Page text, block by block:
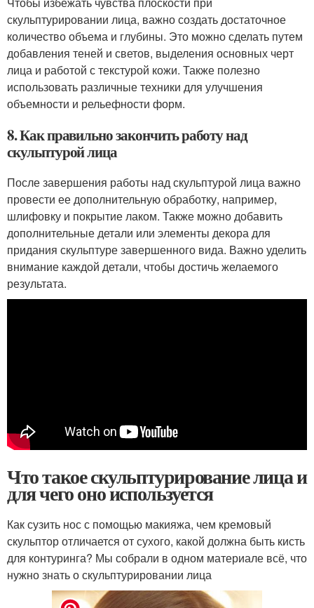
скульптурировании лица, важно создать достаточное
количество объема и глубины. Это можно сделать путем
добавления теней и светов, выделения основных черт
лица и работой с текстурой кожи. Также полезно
использовать различные техники для улучшения
объемности и рельефности форм.
8. Как правильно закончить работу над
скульптурой лица
После завершения работы над скульптурой лица важно
провести ее дополнительную обработку, например,
шлифовку и покрытие лаком. Также можно добавить
дополнительные детали или элементы декора для
придания скульптуре завершенного вида. Важно уделить
внимание каждой детали, чтобы достичь желаемого
результата.
Что такое скульптурирование лица и
для чего оно используется
Как сузить нос с помощью макияжа, чем кремовый
скульптор отличается от сухого, какой должна быть кисть
для контуринга? Мы собрали в одном материале всё, что
нужно знать о скульптурировании лица